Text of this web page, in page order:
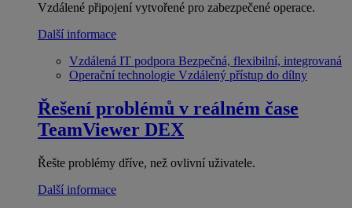
Vzdálené připojení vytvořené pro zabezpečené operace.
Další informace
Vzdálená IT podpora Bezpečná, flexibilní, integrovaná
Operační technologie Vzdálený přístup do dílny
Řešení problémů v reálném čase
TeamViewer DEX
Řešte problémy dříve, než ovlivní uživatele.
Další informace